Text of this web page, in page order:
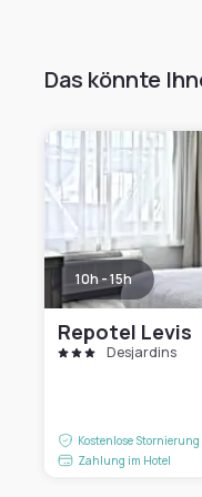
Das könnte
10h - 15h
Repotel Levis
Desjardins
Kostenlose Stornierung
Zahlung im Hotel